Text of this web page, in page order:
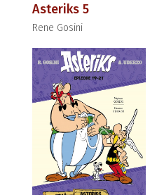
Asteriks 5
Rene Gosini